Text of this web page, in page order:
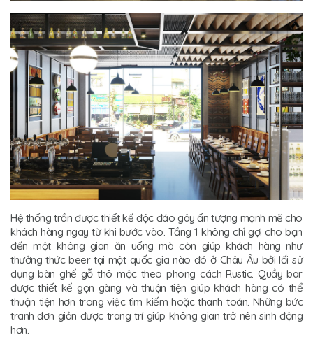
Hệ thống trần được thiết kế độc đáo gây ấn tượng mạnh mẽ cho
khách hàng ngay từ khi bước vào. Tầng 1 không chỉ gợi cho bạn
đến một không gian ăn uống mà còn giúp khách hàng như
thưởng thức beer tại một quốc gia nào đó ở Châu Âu bởi lối sử
dụng bàn ghế gỗ thô mộc theo phong cách Rustic. Quầy bar
được thiết kế gọn gàng và thuận tiện giúp khách hàng có thể
thuận tiện hơn trong việc tìm kiếm hoặc thanh toán. Những bức
tranh đơn giản được trang trí giúp không gian trở nên sinh động
hơn.